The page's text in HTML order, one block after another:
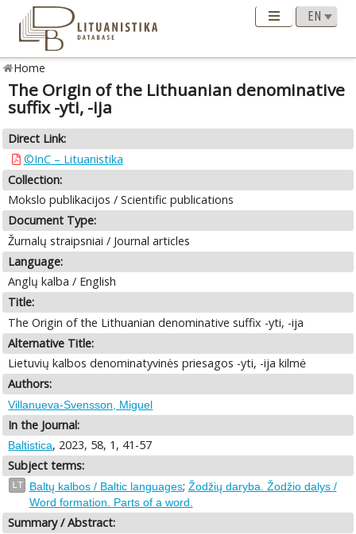
Home
The Origin of the Lithuanian denominative
suffix -yti, -ija
Direct Link:
©InC – Lituanistika
Collection:
Mokslo publikacijos / Scientific publications
Document Type:
Žurnalų straipsniai / Journal articles
Language:
Anglų kalba / English
Title:
The Origin of the Lithuanian denominative suffix -yti, -ija
Alternative Title:
Lietuvių kalbos denominatyvinės priesagos -yti, -ija kilmė
Authors:
Villanueva-Svensson, Miguel
In the Journal:
Baltistica, 2023, 58, 1, 41-57
Subject terms:
LT Baltų kalbos / Baltic languages; Žodžių daryba. Žodžio dalys /
Word formation. Parts of a word.
Summary / Abstract: